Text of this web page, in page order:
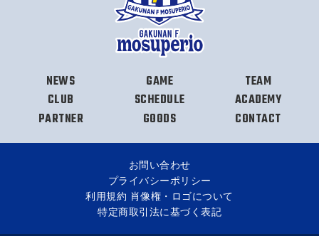
NEWS GAME
TEAM
CLUB
SCHEDULE
ACADEMY
PARTNER
GOODS CONTACT
お問い合わせ
プライバシーポリシー
利用規約 肖像権・ロゴについて
特定商取引法に基づく表記